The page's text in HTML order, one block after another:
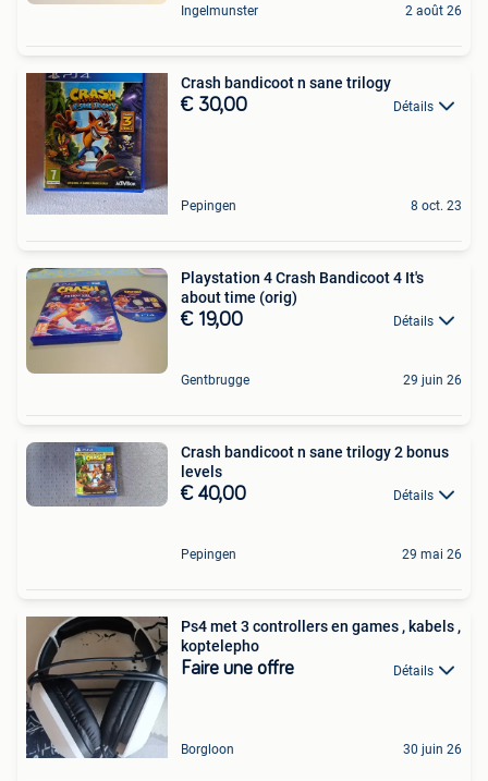
Ingelmunster 2 août 26
Crash bandicoot n sane trilogy
€ 30,00 Détails
Pepingen 8 oct. 23
Playstation 4 Crash Bandicoot 4 It's
about time (orig)
€ 19,00 Détails
Gentbrugge 29 juin 26
Crash bandicoot n sane trilogy 2 bonus
levels
€ 40,00 Détails
Pepingen 29 mai 26
Ps4 met 3 controllers en games , kabels ,
koptelepho
Faire une offre Détails
Borgloon 30 juin 26